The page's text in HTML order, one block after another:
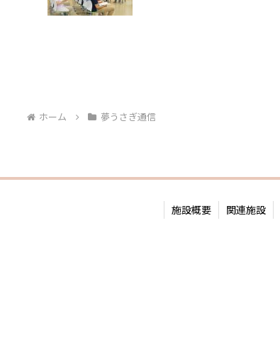
ホーム 夢うさぎ通信
施設概要 関連施設